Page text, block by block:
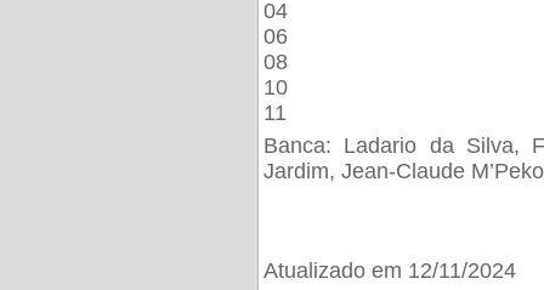
04
06
08
10
11
Banca: Ladario da Silva,
Jardim, Jean-Claude M’Peko
Atualizado em 12/11/2024